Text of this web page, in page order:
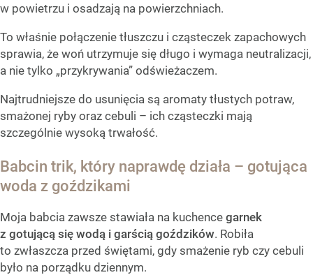
w powietrzu i osadzają na powierzchniach.
To właśnie połączenie tłuszczu i cząsteczek zapachowych
sprawia, że woń utrzymuje się długo i wymaga neutralizacji,
a nie tylko „przykrywania” odświeżaczem.
Najtrudniejsze do usunięcia są aromaty tłustych potraw,
smażonej ryby oraz cebuli – ich cząsteczki mają
szczególnie wysoką trwałość.
Babcin trik, który naprawdę działa – gotująca
woda z goździkami
Moja babcia zawsze stawiała na kuchence garnek
z gotującą się wodą i garścią goździków. Robiła
to zwłaszcza przed świętami, gdy smażenie ryb czy cebuli
było na porządku dziennym.